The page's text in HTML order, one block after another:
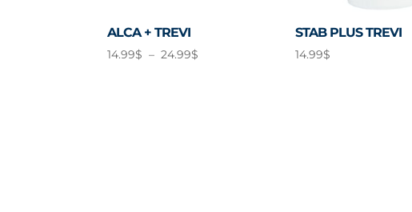
ALCA + TREVI
14.99$ – 24.99$
STAB PLUS TREVI
14.99$